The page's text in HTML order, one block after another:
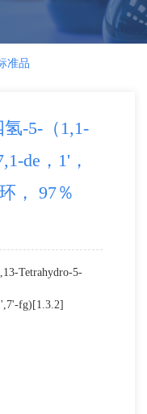
准品
氢-5-（1,1-
de，1'，
， 97％
Tetrahydro-5-
fg)[1.3.2]